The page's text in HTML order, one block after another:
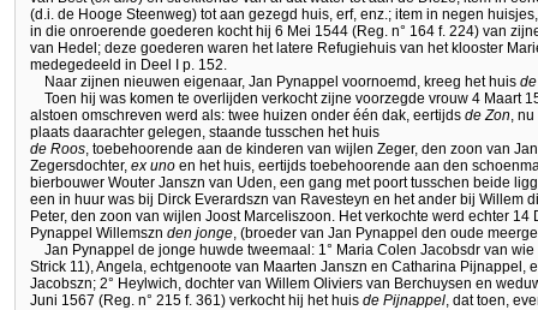
(d.i. de Hooge Steenweg) tot aan gezegd huis, erf, enz.; item in negen
in die onroerende goederen kocht hij 6 Mei 1544 (Reg. n° 164 f. 224) van
van Hedel; deze goederen waren het latere Refugiehuis van het klooster
medegedeeld in Deel I p. 152.
Naar zijnen nieuwen eigenaar, Jan Pynappel voornoemd, kreeg het huis
Toen hij was komen te overlijden verkocht zijne voorzegde vrouw 4 Maart
alstoen omschreven werd als: twee huizen onder één dak, eertijds de Zon, nu
plaats daarachter gelegen, staande tusschen het huis
de Roos, toebehoorende aan de kinderen van wijlen Zeger, den zoon van
Zegersdochter, ex uno en het huis, eertijds toebehoorende aan den
bierbouwer Wouter Janszn van Uden, een gang met poort tusschen beide
een in huur was bij Dirck Everardszn van Ravesteyn en het ander bij Willem
Peter, den zoon van wijlen Joost Marceliszoon. Het verkochte werd echter
Pynappel Willemszn den jonge, (broeder van Jan Pynappel den oude
Jan Pynappel de jonge huwde tweemaal: 1° Maria Colen Jacobsdr van
Strick 11), Angela, echtgenoote van Maarten Janszn en Catharina Pijnappel,
Jacobszn; 2° Heylwich, dochter van Willem Oliviers van Berchuysen en
Juni 1567 (Reg. n° 215 f. 361) verkocht hij het huis de Pijnappel, dat toen,